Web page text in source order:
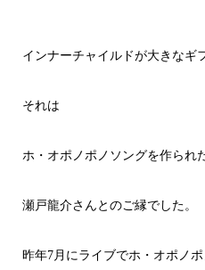
インナーチャイルドが大きなギ
それは
ホ・オポノポノソングを作られ
瀬戸龍介さんとのご縁でした。
昨年7月にライブでホ・オポノポ